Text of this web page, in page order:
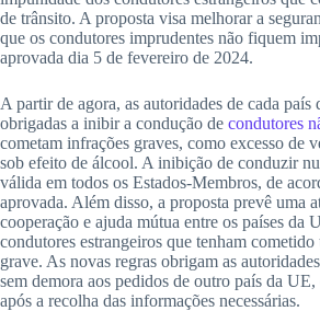
de trânsito. A proposta visa melhorar a
que os condutores imprudentes não fiquem
aprovada dia 5 de fevereiro de 2024.
A partir de agora, as autoridades de cada
obrigadas a inibir a condução de condutores
cometam infrações graves, como excesso de
sob efeito de álcool. A inibição de conduzir
válida em todos os Estados-Membros, de
aprovada. Além disso, a proposta prevê uma
cooperação e ajuda mútua entre os países da
condutores estrangeiros que tenham
grave. As novas regras obrigam as
sem demora aos pedidos de outro país da
após a recolha das informações necessárias.